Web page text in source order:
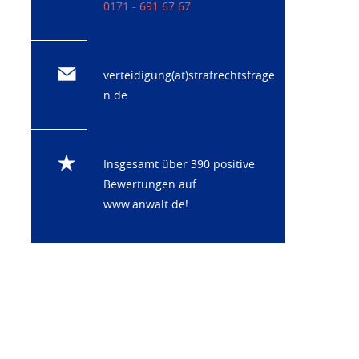
0171 - 691 67 67
verteidigung(at)strafrechtsfrage
n.de
Insgesamt über 390 positive
Bewertungen auf
www.anwalt.de!